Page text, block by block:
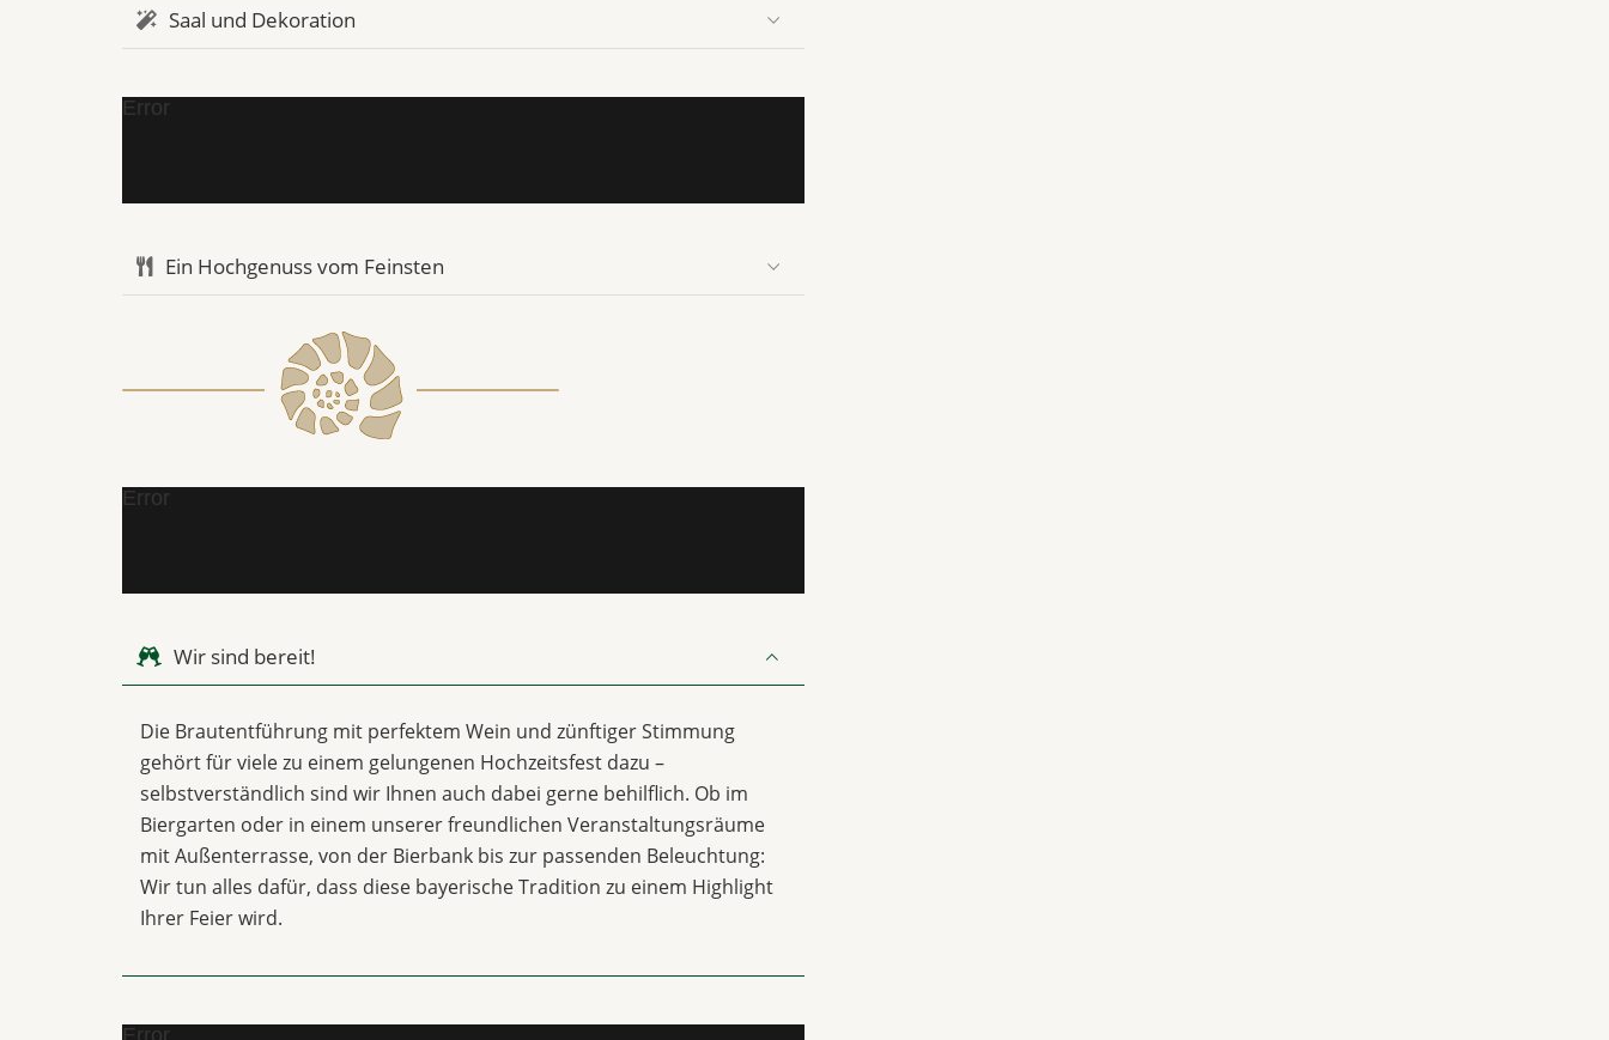
Saal und Dekoration
Error
Ein Hochgenuss vom Feinsten
Error
Wir sind bereit!
Die Brautentführung mit perfektem Wein und zünftiger Stimmung
gehört für viele zu einem gelungenen Hochzeitsfest dazu –
selbstverständlich sind wir Ihnen auch dabei gerne behilflich. Ob im
Biergarten oder in einem unserer freundlichen Veranstaltungsräume
mit Außenterrasse, von der Bierbank bis zur passenden Beleuchtung:
Wir tun alles dafür, dass diese bayerische Tradition zu einem Highlight
Ihrer Feier wird.
Error